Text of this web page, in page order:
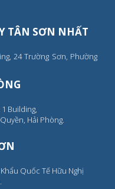
TÂN SƠN NHẤT
24 Trường Sơn, Phường
Building,
Hải Phòng.
Quốc Tế Hữu Nghị